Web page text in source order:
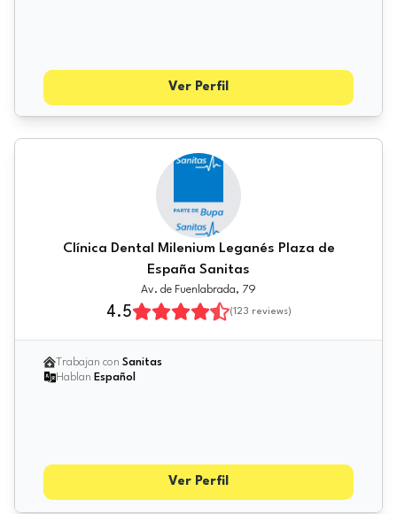
Ver Perfil
Clínica Dental Milenium Leganés Plaza de
España Sanitas
Av. de Fuenlabrada, 79
4.5 (123 reviews)
Trabajan con Sanitas
Hablan Español
Ver Perfil